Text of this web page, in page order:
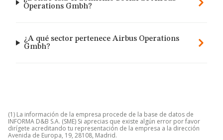
Operations Gmbh?
¿A qué sector pertenece Airbus Operations
Gmbh?
(1) La información de la empresa procede de la base de datos de
INFORMA D&B S.A. (SME) Si aprecias que existe algún error por favor
dirígete acreditando tu representación de la empresa a la dirección
Avenida de Europa, 19, 28108, Madrid.